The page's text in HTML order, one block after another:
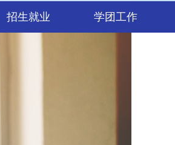
招生就业 学团工作